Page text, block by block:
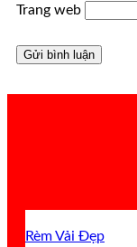
Trang web
Rèm Vải Đẹp